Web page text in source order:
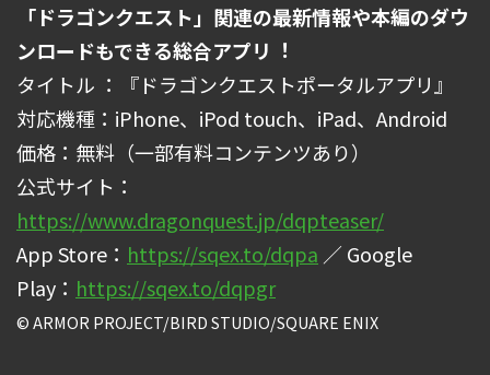
「ドラゴンクエスト」関連の最新情報や本編のダウ
ンロードもできる総合アプリ︕
タイトル ：『ドラゴンクエストポータルアプリ』
対応機種：iPhone、iPod touch、iPad、Android
価格：無料（⼀部有料コンテンツあり）
公式サイト：
https://www.dragonquest.jp/dqpteaser/
App Store： https://sqex.to/dqpa ／ Google
Play： https://sqex.to/dqpgr
© ARMOR PROJECT/BIRD STUDIO/SQUARE ENIX